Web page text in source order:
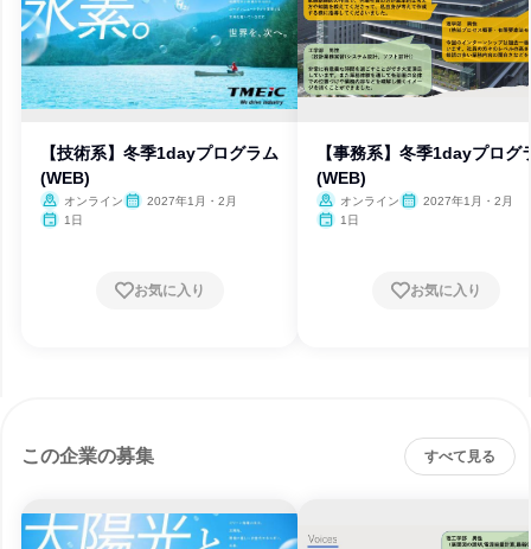
【技術系】冬季1dayプログラム
(WEB)
オンライン
2027年1月・2月
1日
お気に入り
【事務系】冬季1dayプログ
(WEB)
オンライン
2027年1月・2月
1日
お気に入り
この企業の募集 すべて見る